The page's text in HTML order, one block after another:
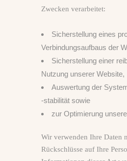
Zwecken verarbeitet:
Sicherstellung eines
Verbindungsaufbaus der
Sicherstellung einer
Nutzung unserer Website,
Auswertung der
‑stabilität sowie
zur Optimierung
Wir verwenden Ihre Daten
Rückschlüsse auf Ihre